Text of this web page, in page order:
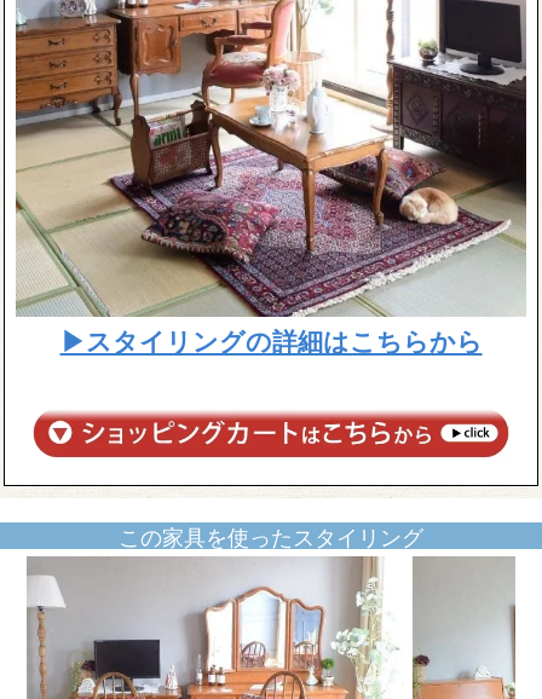
▶スタイリングの詳細はこちらから
この家具を使ったスタイリング